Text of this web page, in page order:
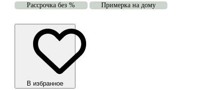
Рассрочка без % Примерка на дому
В избранноe